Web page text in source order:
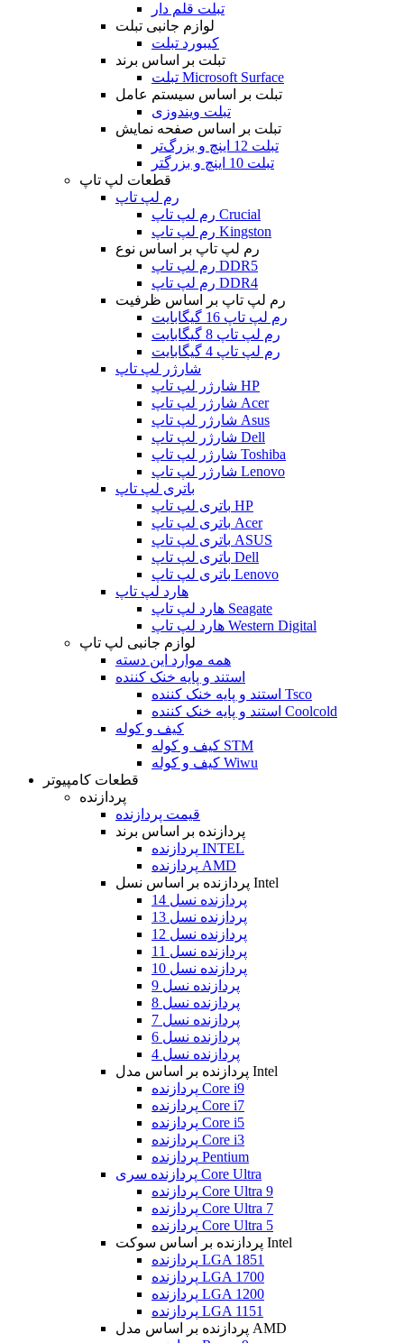
تبلت قلم دار
لوازم جانبی تبلت
کیبورد تبلت
تبلت بر اساس برند
تبلت Microsoft Surface
تبلت بر اساس سیستم عامل
تبلت ویندوزی
تبلت بر اساس صفحه نمایش
تبلت 12 اینچ و بزرگ‌تر
تبلت 10 اینچ و بزرگتر
قطعات لپ تاپ
رم لپ تاپ
رم لپ تاپ Crucial
رم لپ تاپ Kingston
رم لپ تاپ بر اساس نوع
رم لپ تاپ DDR5
رم لپ تاپ DDR4
رم لپ تاپ بر اساس ظرفیت
رم لپ تاپ 16 گیگابایت
رم لپ تاپ 8 گیگابایت
رم لپ تاپ 4 گیگابایت
شارژر لپ تاپ
شارژر لپ تاپ HP
شارژر لپ تاپ Acer
شارژر لپ تاپ Asus
شارژر لپ تاپ Dell
شارژر لپ تاپ Toshiba
شارژر لپ تاپ Lenovo
باتری لپ تاپ
باتری لپ تاپ HP
باتری لپ تاپ Acer
باتری لپ تاپ ASUS
باتری لپ تاپ Dell
باتری لپ تاپ Lenovo
هارد لپ تاپ
هارد لپ تاپ Seagate
هارد لپ تاپ Western Digital
لوازم جانبی لپ تاپ
همه موارد این دسته
استند و پایه خنک کننده
استند و پایه خنک کننده Tsco
استند و پایه خنک کننده Coolcold
کیف و کوله
کیف و کوله STM
کیف و کوله Wiwu
قطعات کامپیوتر
پردازنده
قیمت پردازنده
پردازنده بر اساس برند
پردازنده INTEL
پردازنده AMD
پردازنده بر اساس نسل Intel
پردازنده نسل 14
پردازنده نسل 13
پردازنده نسل 12
پردازنده نسل 11
پردازنده نسل 10
پردازنده نسل 9
پردازنده نسل 8
پردازنده نسل 7
پردازنده نسل 6
پردازنده نسل 4
پردازنده بر اساس مدل Intel
پردازنده Core i9
پردازنده Core i7
پردازنده Core i5
پردازنده Core i3
پردازنده Pentium
پردازنده سری Core Ultra
پردازنده Core Ultra 9
پردازنده Core Ultra 7
پردازنده Core Ultra 5
پردازنده بر اساس سوکت Intel
پردازنده LGA 1851
پردازنده LGA 1700
پردازنده LGA 1200
پردازنده LGA 1151
پردازنده بر اساس مدل AMD